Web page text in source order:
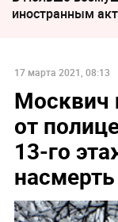
иностранным
17 марта 2021, 08:13
Москвич
от
13-го
насмерть